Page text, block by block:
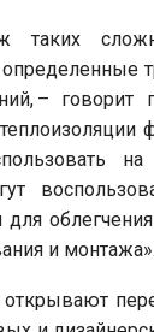
таких
– говорит
на
облегчения
и монтажа».